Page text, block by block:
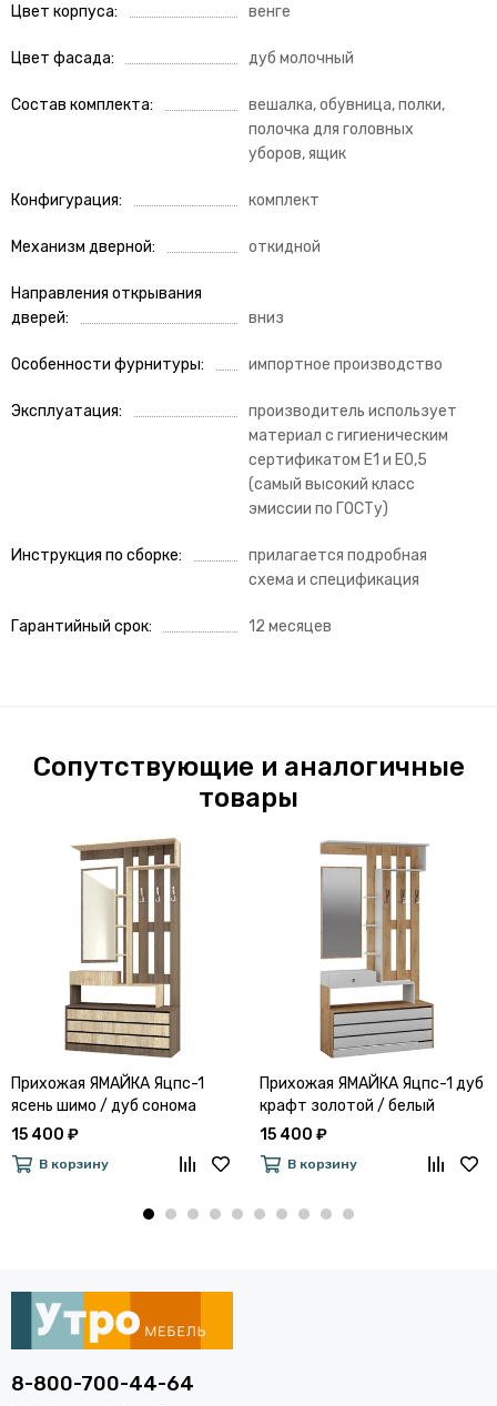
Цвет корпуса венге
Цвет фасада дуб молочный
Состав комплекта
вешалка, обувница, полки,
полочка для головных
уборов, ящик
Конфигурация комплект
Механизм дверной откидной
Направления открывания
дверей
вниз
Особенности фурнитуры импортное производство
Эксплуатация
производитель использует
материал с гигиеническим
сертификатом Е1 и Е0,5
(самый высокий класс
эмиссии по ГОСТу)
Инструкция по сборке
прилагается подробная
схема и спецификация
Гарантийный срок 12 месяцев
Сопутствующие и аналогичные
товары
Прихожая ЯМАЙКА Яцпс-1
ясень шимо / дуб сонома
15 400 ₽
В корзину
Прихожая ЯМАЙКА Яцпс-1 дуб
крафт золотой / белый
15 400 ₽
В корзину
8-800-700-44-64